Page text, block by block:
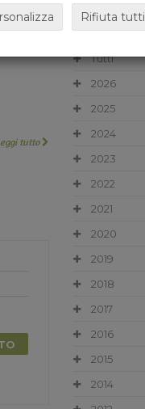
tutto
ARCHIVIO
Tutti
2026
2025
2024
2023
2022
2021
2020
2019
2018
2017
2016
2015
2014
Rifiuta tutti